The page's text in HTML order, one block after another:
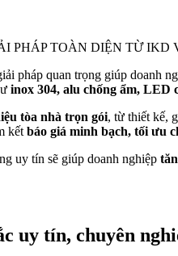
PHÁP TOÀN DIỆN TỪ IKD
pháp quan trọng giúp doanh
inox 304, alu chống ẩm, LED
tòa nhà trọn gói, từ thiết kế,
kết báo giá minh bạch, tối ưu
uy tín sẽ giúp doanh nghiệp
uy tín, chuyên